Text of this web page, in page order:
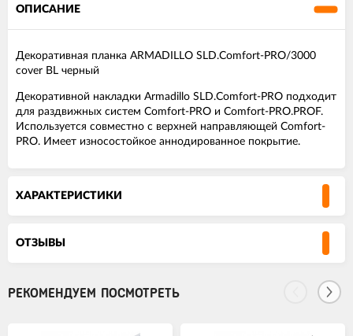
ОПИСАНИЕ
Декоративная планка ARMADILLO SLD.Comfort-PRO/3000
cover BL черный
Декоративной накладки Armadillo SLD.Comfort-PRO подходит
для раздвижных систем Comfort-PRO и Comfort-PRO.PROF.
Используется совместно с верхней направляющей Comfort-
PRO. Имеет износостойкое аннодированное покрытие.
ХАРАКТЕРИСТИКИ
ОТЗЫВЫ
РЕКОМЕНДУЕМ ПОСМОТРЕТЬ